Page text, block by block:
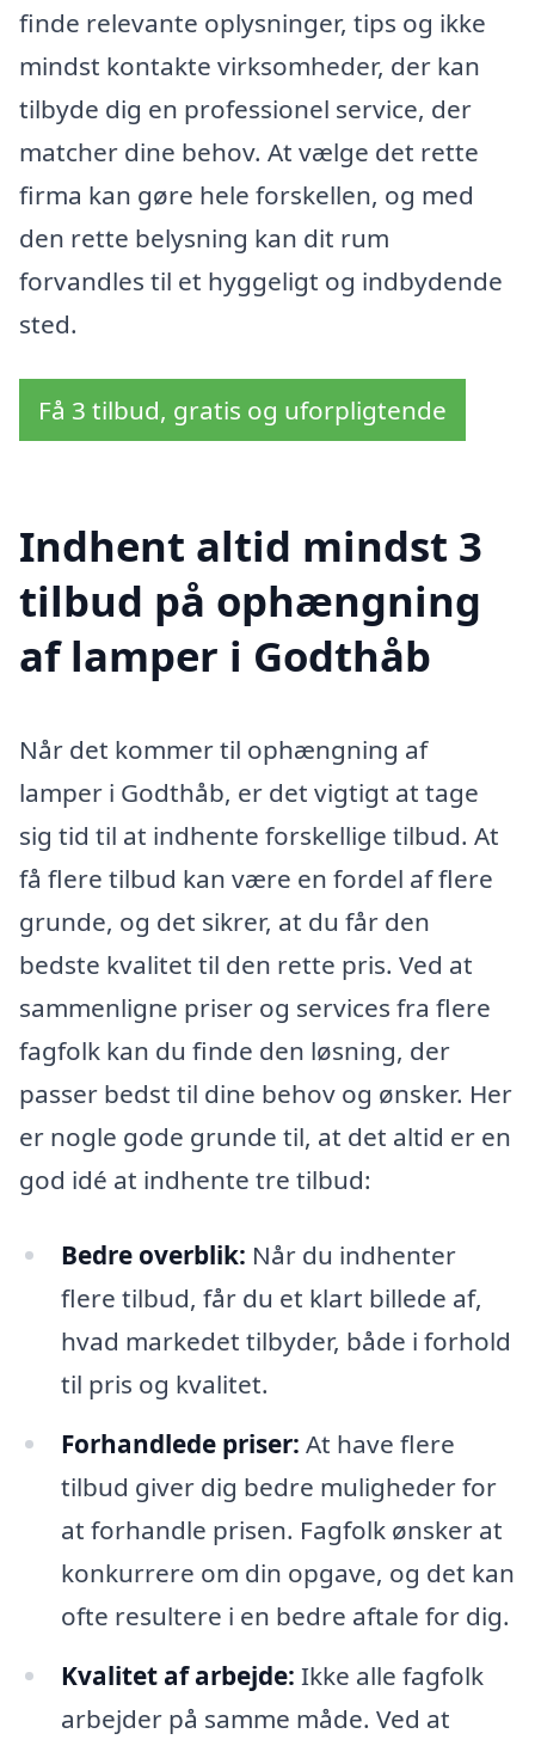
finde relevante oplysninger, tips og ikke
mindst kontakte virksomheder, der kan
tilbyde dig en professionel service, der
matcher dine behov. At vælge det rette
firma kan gøre hele forskellen, og med
den rette belysning kan dit rum
forvandles til et hyggeligt og indbydende
sted.
Få 3 tilbud, gratis og uforpligtende
Indhent altid mindst 3
tilbud på ophængning
af lamper i Godthåb
Når det kommer til ophængning af
lamper i Godthåb, er det vigtigt at tage
sig tid til at indhente forskellige tilbud. At
få flere tilbud kan være en fordel af flere
grunde, og det sikrer, at du får den
bedste kvalitet til den rette pris. Ved at
sammenligne priser og services fra flere
fagfolk kan du finde den løsning, der
passer bedst til dine behov og ønsker. Her
er nogle gode grunde til, at det altid er en
god idé at indhente tre tilbud:
Bedre overblik: Når du indhenter
flere tilbud, får du et klart billede af,
hvad markedet tilbyder, både i forhold
til pris og kvalitet.
Forhandlede priser: At have flere
tilbud giver dig bedre muligheder for
at forhandle prisen. Fagfolk ønsker at
konkurrere om din opgave, og det kan
ofte resultere i en bedre aftale for dig.
Kvalitet af arbejde: Ikke alle fagfolk
arbejder på samme måde. Ved at